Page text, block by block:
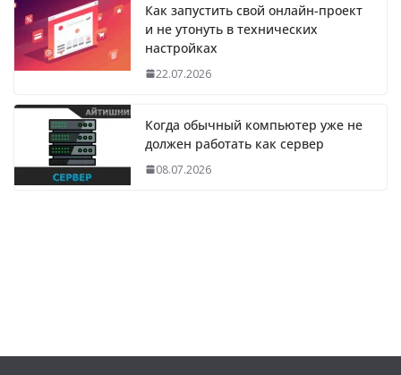
Как запустить свой онлайн-проект
и не утонуть в технических
настройках
22.07.2026
Когда обычный компьютер уже не
должен работать как сервер
08.07.2026